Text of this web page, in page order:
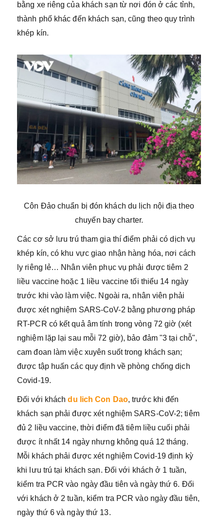
bằng xe riêng của khách sạn từ nơi đón ở các tỉnh,
thành phố khác đến khách sạn, cũng theo quy trình
khép kín.
Côn Đảo chuẩn bị đón khách du lịch nội địa theo
chuyến bay charter.
Các cơ sở lưu trú tham gia thí điểm phải có dịch vụ
khép kín, có khu vực giao nhận hàng hóa, nơi cách
ly riêng lẻ… Nhân viên phục vụ phải được tiêm 2
liều vaccine hoặc 1 liều vaccine tối thiểu 14 ngày
trước khi vào làm việc. Ngoài ra, nhân viên phải
được xét nghiệm SARS-CoV-2 bằng phương pháp
RT-PCR có kết quả âm tính trong vòng 72 giờ (xét
nghiệm lặp lại sau mỗi 72 giờ), bảo đảm "3 tại chỗ",
cam đoan làm việc xuyên suốt trong khách sạn;
được tập huấn các quy định về phòng chống dịch
Covid-19.
Đối với kháchdu lich Con Dao, trước khi đến
khách sạn phải được xét nghiệm SARS-CoV-2; tiêm
đủ 2 liều vaccine, thời điểm đã tiêm liều cuối phải
được ít nhất 14 ngày nhưng không quá 12 tháng.
Mỗi khách phải được xét nghiệm Covid-19 định kỳ
khi lưu trú tại khách sạn. Đối với khách ở 1 tuần,
kiểm tra PCR vào ngày đầu tiên và ngày thứ 6. Đối
với khách ở 2 tuần, kiểm tra PCR vào ngày đầu tiên,
ngày thứ 6 và ngày thứ 13.